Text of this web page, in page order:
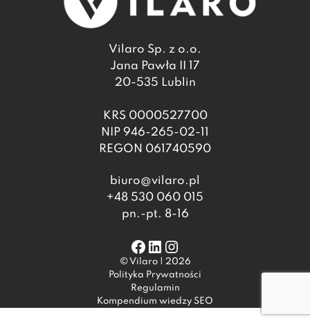
Vilaro Sp. z o.o.
Jana Pawła II 17
20-535 Lublin
KRS 0000527700
NIP 946-265-02-11
REGON 061740590
biuro@vilaro.pl
+48 530 060 015
pn.-pt. 8-16
Facebook LinkedIn Instagram
© Vilaro | 2026
Polityka Prywatności
Regulamin
Kompendium wiedzy SEO